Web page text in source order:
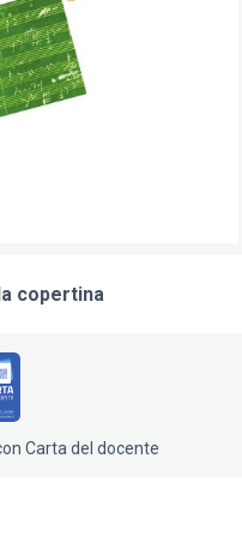
copertina
Carta del docente